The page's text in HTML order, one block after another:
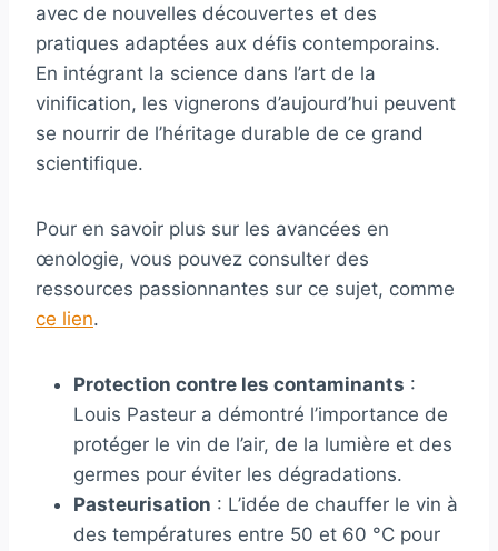
avec de nouvelles découvertes et des
pratiques adaptées aux défis contemporains.
En intégrant la science dans l’art de la
vinification, les vignerons d’aujourd’hui peuvent
se nourrir de l’héritage durable de ce grand
scientifique.
Pour en savoir plus sur les avancées en
œnologie, vous pouvez consulter des
ressources passionnantes sur ce sujet, comme
ce lien.
Protection contre les contaminants :
Louis Pasteur a démontré l’importance de
protéger le vin de l’air, de la lumière et des
germes pour éviter les dégradations.
Pasteurisation : L’idée de chauffer le vin à
des températures entre 50 et 60 °C pour